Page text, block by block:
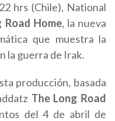
hrs (Chile), National
Road Home, la nueva
que muestra la
la guerra de Irak.
producción, basada
The Long Road
del 4 de abril de